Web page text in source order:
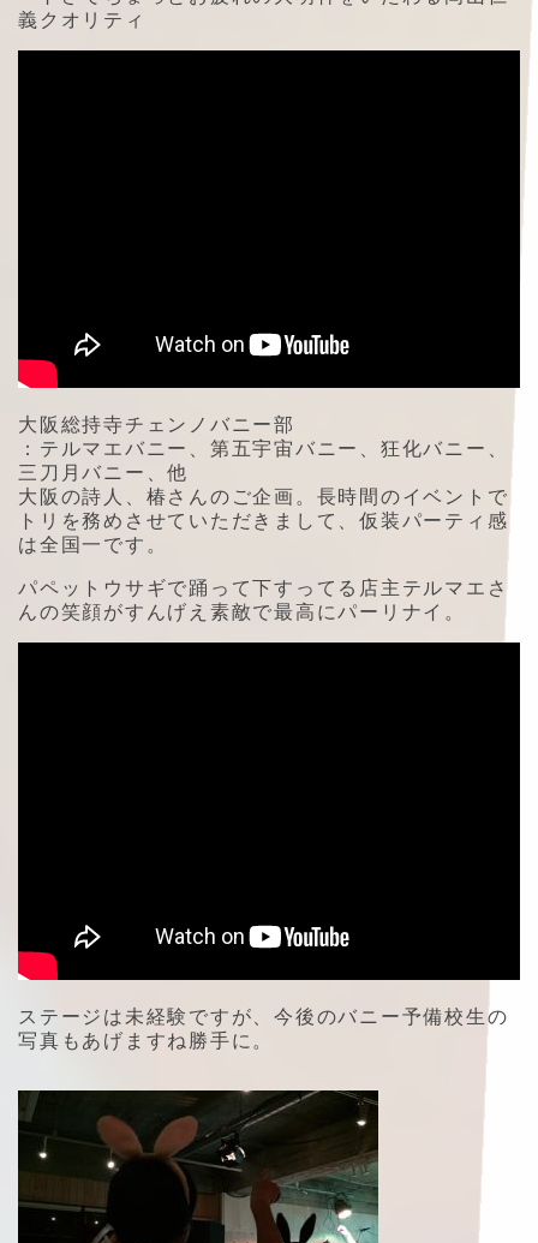
義クオリティ
大阪総持寺チェンノバニー部
：テルマエバニー、第五宇宙バニー、狂化バニー、
三刀月バニー、他
大阪の詩人、椿さんのご企画。長時間のイベントで
トリを務めさせていただきまして、仮装パーティ感
は全国一です。
パペットウサギで踊って下すってる店主テルマエさ
んの笑顔がすんげえ素敵で最高にパーリナイ。
ステージは未経験ですが、今後のバニー予備校生の
写真もあげますね勝手に。